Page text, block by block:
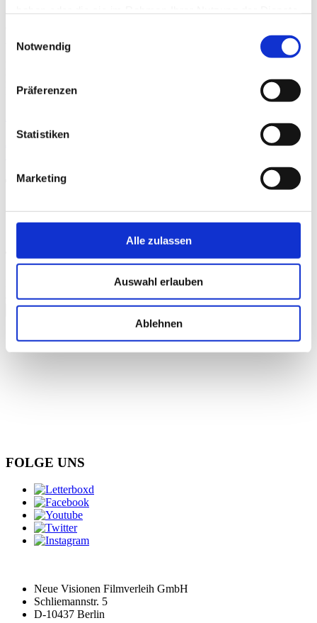
Notwendig
Präferenzen
Statistiken
Marketing
Alle zulassen
Auswahl erlauben
Ablehnen
Steffen Wernéry
Andy Müller-Maguhn
1990-2003 Pressesprecher des CCC, Vorstandsmitglied der Wau
Hacker, Netzaktivist und einer der aktuellen Sprecher des CCC
ALS VOD
Trailer
Trailer "Alles ist eins außer der 0."
akzeptieren Sie Präferenz-Cookies, um dieses Video
anzusehen.
schließen
Galerie
FOLGE UNS
Neue Visionen Filmverleih GmbH
Schliemannstr. 5
D-10437 Berlin